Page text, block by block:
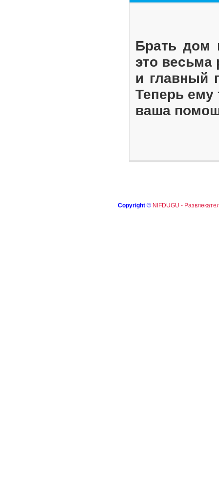
Брать дом
это весьма
и главный
Теперь ему
ваша
Copyright © NIFDUGU -